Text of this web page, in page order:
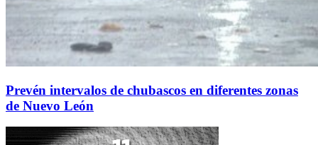
Prevén intervalos de chubascos en diferentes zonas
de Nuevo León